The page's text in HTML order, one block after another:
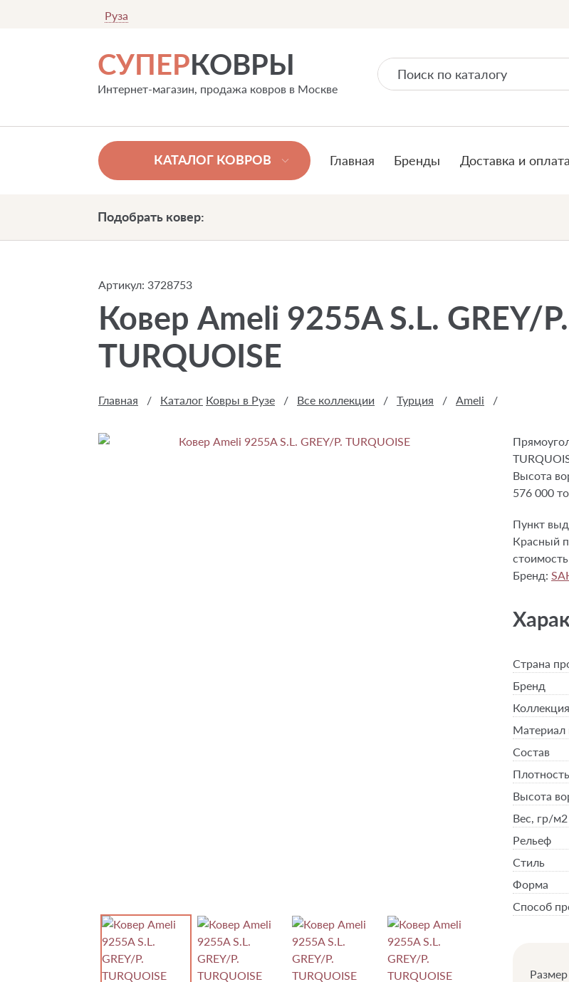
Руза
СУПЕРКОВРЫ
Интернет-магазин, продажа ковров в Москве
КАТАЛОГ КОВРОВ Главная Бренды Доставка и оплата
Подобрать ковер:
Артикул: 3728753
Ковер Ameli 9255A S.L. GREY/P.
TURQUOISE
Главная / Каталог Ковры в Рузе / Все коллекции / Турция / Ameli /
Высота
576 000
Пункт
Красный
стоимость
Бренд:
Страна
Бренд
Коллекция
Материал
Состав
Высота
Вес, гр/м2
Рельеф
Стиль
Форма
Способ
Размер